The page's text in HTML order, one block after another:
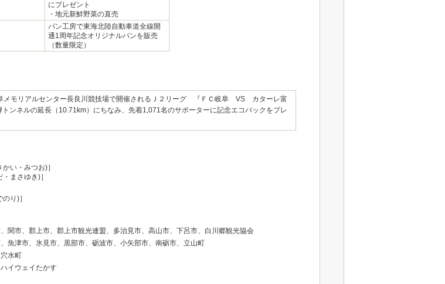
にプレゼント
・地元新鮮野菜の直売
パン工房で東海北陸自動車道全線開
通1周年記念オリジナルパンを販売
（数量限定）
メモリアルセンター長良川競技場で開催されるＪ２リーグ 『ＦＣ岐阜 VS カターレ富
ンネルの延長（10.71km）にちなみ、先着1,071名のサポーターに記念エコバックをプレ
い・みつお)］
まさゆき)］
り)］
関市、郡上市、郡上市観光連盟、多治見市、高山市、下呂市、白川郷観光協会
魚津市、氷見市、黒部市、砺波市、小矢部市、南砺市、立山町
水町
イウェイたかす